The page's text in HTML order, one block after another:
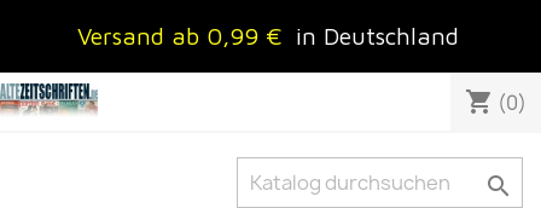
Versand ab 0,99 € in Deutschland
shopping_cart (0)
